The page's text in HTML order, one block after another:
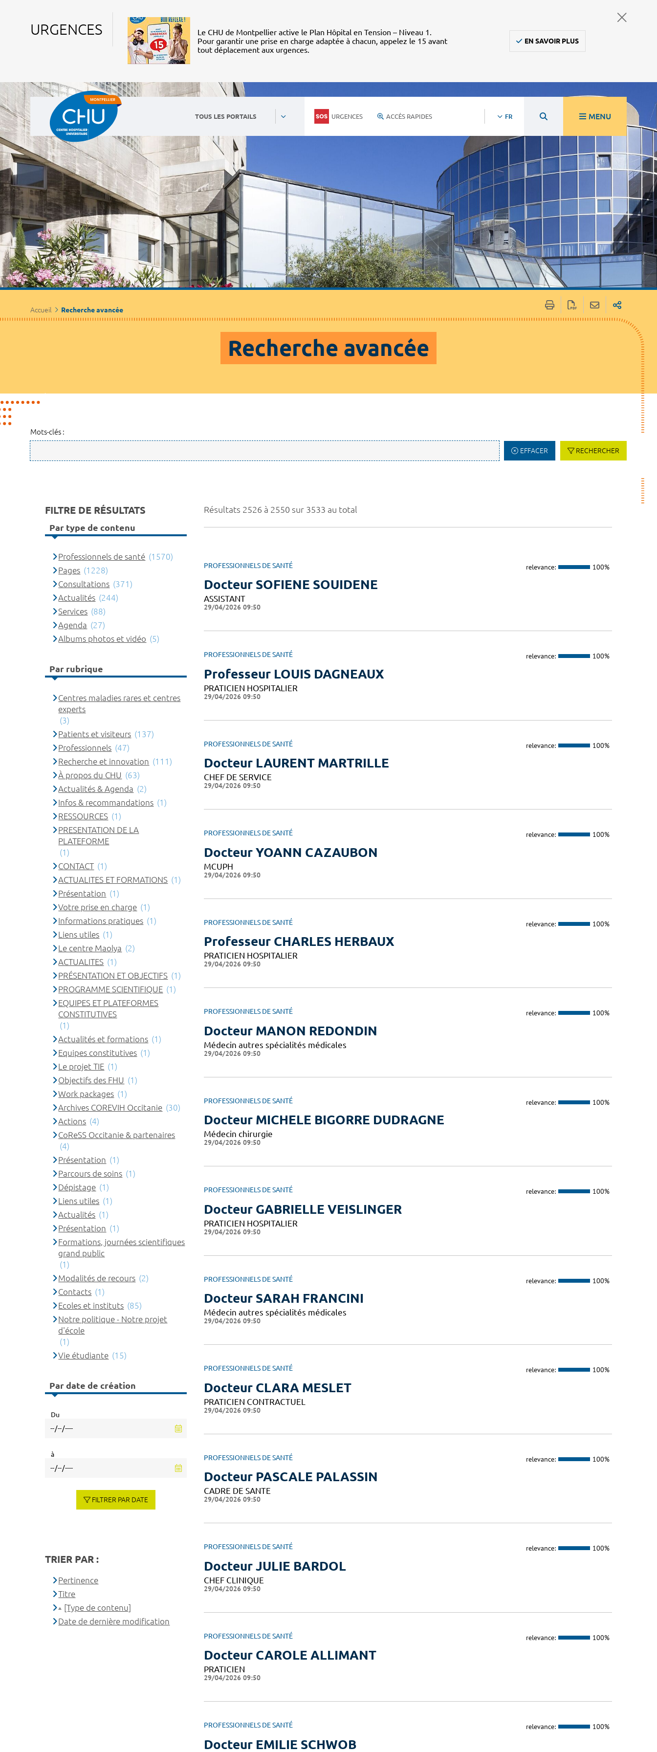
URGENCES
Le CHU de Montpellier active le Plan Hôpital en Tension – Niveau 1.
Pour garantir une prise en charge adaptée à chacun, appelez le 15 avant
tout déplacement aux urgences.
EN SAVOIR PLUS
TOUS LES PORTAILS URGENCES ACCÈS RAPIDES FR MENU
Accueil Recherche avancée
Recherche avancée
Mots-clés :
EFFACER RECHERCHER
Résultats 2526 à 2550 sur 3533 au total
PROFESSIONNELS DE SANTÉ relevance: 100%
Docteur SOFIENE SOUIDENE
ASSISTANT
29/04/2026 09:50
PROFESSIONNELS DE SANTÉ relevance: 100%
Professeur LOUIS DAGNEAUX
PRATICIEN HOSPITALIER
29/04/2026 09:50
PROFESSIONNELS DE SANTÉ relevance: 100%
Docteur LAURENT MARTRILLE
CHEF DE SERVICE
29/04/2026 09:50
PROFESSIONNELS DE SANTÉ relevance: 100%
Docteur YOANN CAZAUBON
MCUPH
29/04/2026 09:50
PROFESSIONNELS DE SANTÉ relevance: 100%
Professeur CHARLES HERBAUX
PRATICIEN HOSPITALIER
29/04/2026 09:50
PROFESSIONNELS DE SANTÉ relevance: 100%
Docteur MANON REDONDIN
Médecin autres spécialités médicales
29/04/2026 09:50
PROFESSIONNELS DE SANTÉ relevance: 100%
Docteur MICHELE BIGORRE DUDRAGNE
Médecin chirurgie
29/04/2026 09:50
PROFESSIONNELS DE SANTÉ relevance: 100%
Docteur GABRIELLE VEISLINGER
PRATICIEN HOSPITALIER
29/04/2026 09:50
PROFESSIONNELS DE SANTÉ relevance: 100%
Docteur SARAH FRANCINI
Médecin autres spécialités médicales
29/04/2026 09:50
PROFESSIONNELS DE SANTÉ relevance: 100%
Docteur CLARA MESLET
PRATICIEN CONTRACTUEL
29/04/2026 09:50
PROFESSIONNELS DE SANTÉ relevance: 100%
Docteur PASCALE PALASSIN
CADRE DE SANTE
29/04/2026 09:50
PROFESSIONNELS DE SANTÉ relevance: 100%
Docteur JULIE BARDOL
CHEF CLINIQUE
29/04/2026 09:50
PROFESSIONNELS DE SANTÉ relevance: 100%
Docteur CAROLE ALLIMANT
PRATICIEN
29/04/2026 09:50
PROFESSIONNELS DE SANTÉ relevance: 100%
Docteur EMILIE SCHWOB
FILTRE DE RÉSULTATS
Par type de contenu
Professionnels de santé (1570)
Pages (1228)
Consultations (371)
Actualités (244)
Services (88)
Agenda (27)
Albums photos et vidéo (5)
Par rubrique
Centres maladies rares et centres
experts
(3)
Patients et visiteurs (137)
Professionnels (47)
Recherche et innovation (111)
À propos du CHU (63)
Actualités & Agenda (2)
Infos & recommandations (1)
RESSOURCES (1)
PRESENTATION DE LA
PLATEFORME
(1)
CONTACT (1)
ACTUALITES ET FORMATIONS (1)
Présentation (1)
Votre prise en charge (1)
Informations pratiques (1)
Liens utiles (1)
Le centre Maolya (2)
ACTUALITES (1)
PRÉSENTATION ET OBJECTIFS (1)
PROGRAMME SCIENTIFIQUE (1)
EQUIPES ET PLATEFORMES
CONSTITUTIVES
(1)
Actualités et formations (1)
Equipes constitutives (1)
Le projet TIE (1)
Objectifs des FHU (1)
Work packages (1)
Archives COREVIH Occitanie (30)
Actions (4)
CoReSS Occitanie & partenaires
(4)
Présentation (1)
Parcours de soins (1)
Dépistage (1)
Liens utiles (1)
Actualités (1)
Présentation (1)
Formations, journées scientifiques
grand public
(1)
Modalités de recours (2)
Contacts (1)
Ecoles et instituts (85)
Notre politique - Notre projet
d'école
(1)
Vie étudiante (15)
Par date de création
Du
à
FILTRER PAR DATE
TRIER PAR :
Pertinence
Titre
[Type de contenu]
Date de dernière modification